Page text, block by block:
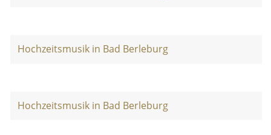
Hochzeitsmusik in Bad Berleburg
Hochzeitsmusik in Bad Berleburg